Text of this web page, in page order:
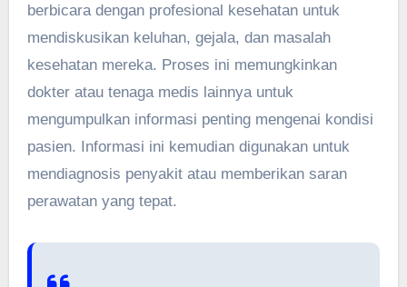
berbicara dengan profesional kesehatan untuk
mendiskusikan keluhan, gejala, dan masalah
kesehatan mereka. Proses ini memungkinkan
dokter atau tenaga medis lainnya untuk
mengumpulkan informasi penting mengenai kondisi
pasien. Informasi ini kemudian digunakan untuk
mendiagnosis penyakit atau memberikan saran
perawatan yang tepat.